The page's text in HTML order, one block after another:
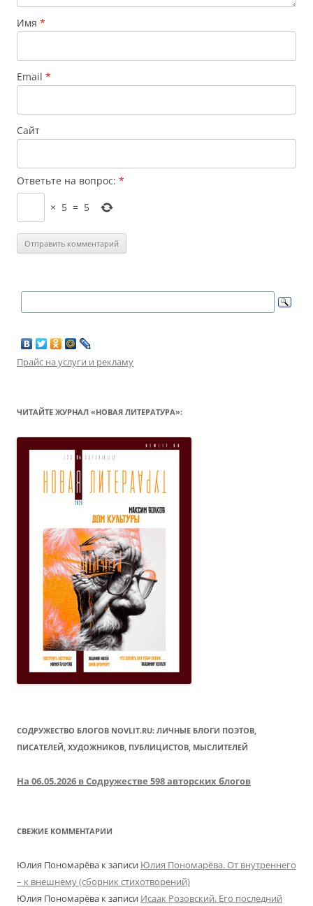
Имя *
Email *
Сайт
Ответьте на вопрос: *
× 5 = 5
Прайс на услуги и рекламу
ЧИТАЙТЕ ЖУРНАЛ «НОВАЯ ЛИТЕРАТУРА»:
СОДРУЖЕСТВО БЛОГОВ NOVLIT.RU: ЛИЧНЫЕ БЛОГИ ПОЭТОВ,
ПИСАТЕЛЕЙ, ХУДОЖНИКОВ, ПУБЛИЦИСТОВ, МЫСЛИТЕЛЕЙ
На 06.05.2026 в Содружестве 598 авторских блогов
СВЕЖИЕ КОММЕНТАРИИ
Юлия Пономарёва к записи Юлия Пономарёва. От внутреннего
– к внешнему (сборник стихотворений)
Юлия Пономарёва к записи Исаак Розовский. Его последний